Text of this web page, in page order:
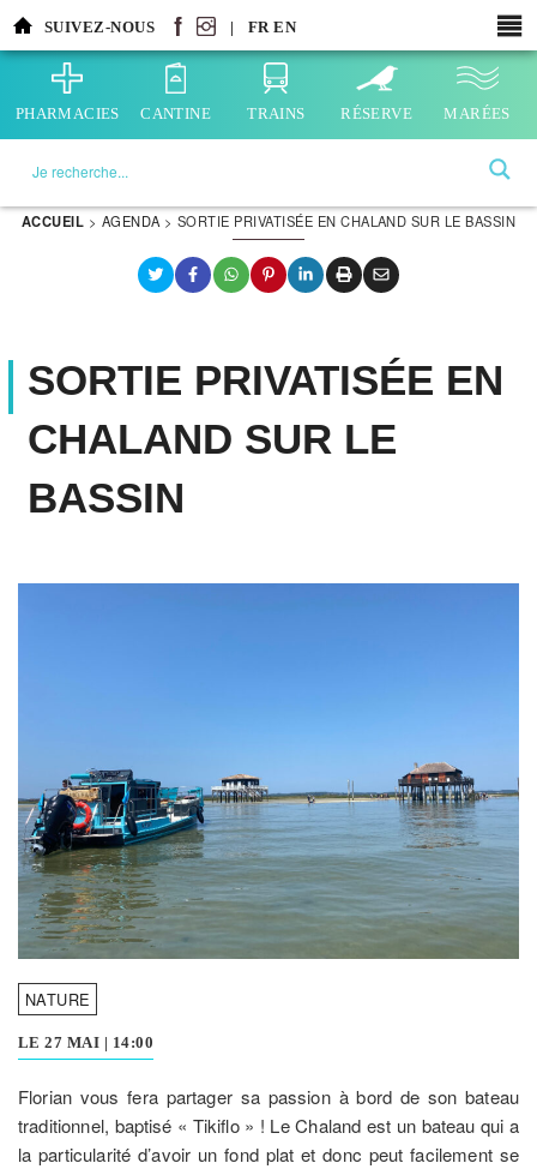
Aller
au
contenu
principal
SUIVEZ-NOUS | FR EN
PHARMACIES CANTINE TRAINS RÉSERVE MARÉES
ACCUEIL > AGENDA > SORTIE PRIVATISÉE EN CHALAND SUR LE BASSIN
SORTIE PRIVATISÉE EN
CHALAND SUR LE
BASSIN
NATURE
LE 27 MAI 14:00
Florian vous fera partager sa passion à bord de son bateau
traditionnel, baptisé « Tikiflo » ! Le Chaland est un bateau qui a
la particularité d’avoir un fond plat et donc peut facilement se